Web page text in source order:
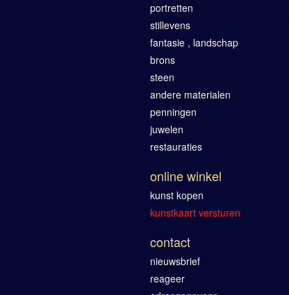
portretten
stillevens
fantasie , landschap
brons
steen
andere materialen
penningen
juwelen
restauraties
online winkel
kunst kopen
kunstkaart versturen
contact
nieuwsbrief
reageer